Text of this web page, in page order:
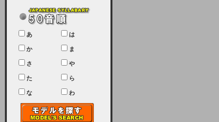
キャシュでの決済は可能ですので、
宜しくお願い致します。
2024-02-23 (金)
【クレジットカード決済について】
只今、クレジットカード会社の都合
により決済ができない状況です。
ユーザー様には、大変ご迷惑をおか
けいたしまして申し訳ございませ
ん。
2023-08-31 (木)
あ は
か ま
さ や
た ら
な わ